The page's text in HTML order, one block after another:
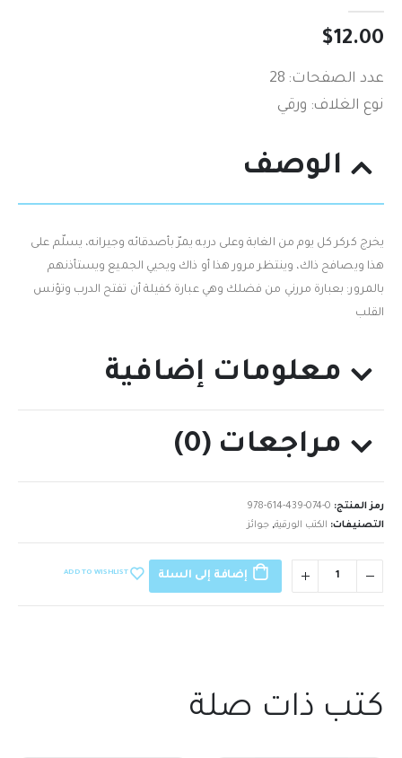
$12.00
عدد الصفحات: 28
نوع الغلاف: ورقي
الوصف
يخرج كركر كل يوم من الغابة وعلى دربه يمرّ بأصدقائه وجيرانه، يسلّم على
هذا ويصافح ذاك، وينتظر مرور هذا أو ذاك ويحيي الجميع ويستأذنهم
بالمرور: بعبارة مررني من فضلك وهي عبارة كفيلة أن تفتح الدرب وتؤنس
القلب
معلومات إضافية
مراجعات (0)
رمز المنتج: 978-614-439-074-0
التصنيفات: الكتب الورقية, جوائز
إضافة إلى السلة ADD TO WISHLIST
كتب ذات صلة